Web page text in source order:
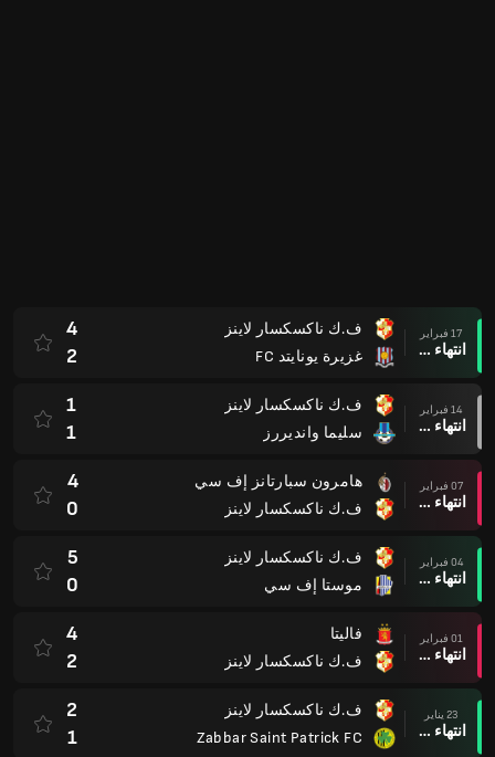
17 فبراير
انتهاء وقت المباراة
ف.ك ناكسكسار لاينز
غزيرة يونايتد FC
4
2
14 فبراير
انتهاء وقت المباراة
ف.ك ناكسكسار لاينز
سليما وانديررز
1
1
07 فبراير
انتهاء وقت المباراة
هامرون سبارتانز إف سي
ف.ك ناكسكسار لاينز
4
0
04 فبراير
انتهاء وقت المباراة
ف.ك ناكسكسار لاينز
موستا إف سي
5
0
01 فبراير
انتهاء وقت المباراة
فاليتا
ف.ك ناكسكسار لاينز
4
2
23 يناير
انتهاء وقت المباراة
ف.ك ناكسكسار لاينز
Zabbar Saint Patrick FC
2
1